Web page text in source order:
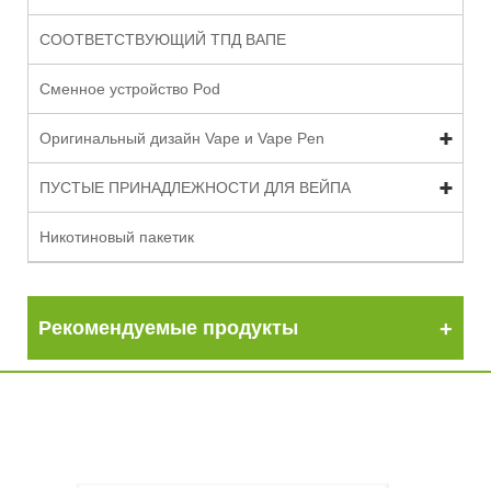
СООТВЕТСТВУЮЩИЙ ТПД ВАПЕ
Сменное устройство Pod
Оригинальный дизайн Vape и Vape Pen
ПУСТЫЕ ПРИНАДЛЕЖНОСТИ ДЛЯ ВЕЙПА
Никотиновый пакетик
Рекомендуемые продукты